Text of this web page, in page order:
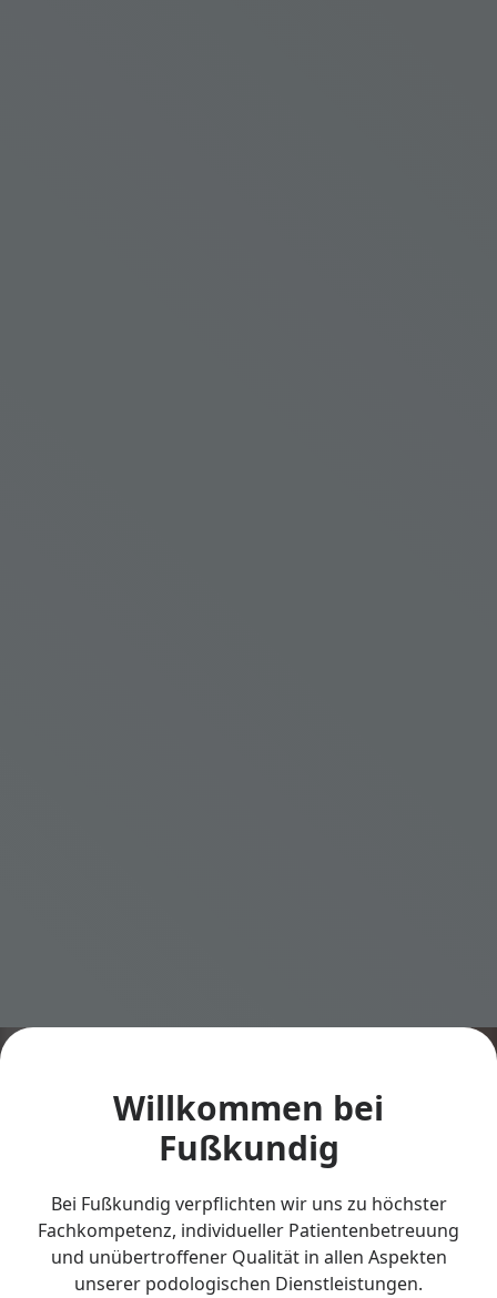
Willkommen bei
Fußkundig
Bei Fußkundig verpflichten wir uns zu höchster
Fachkompetenz, individueller Patientenbetreuung
und unübertroffener Qualität in allen Aspekten
unserer podologischen Dienstleistungen.